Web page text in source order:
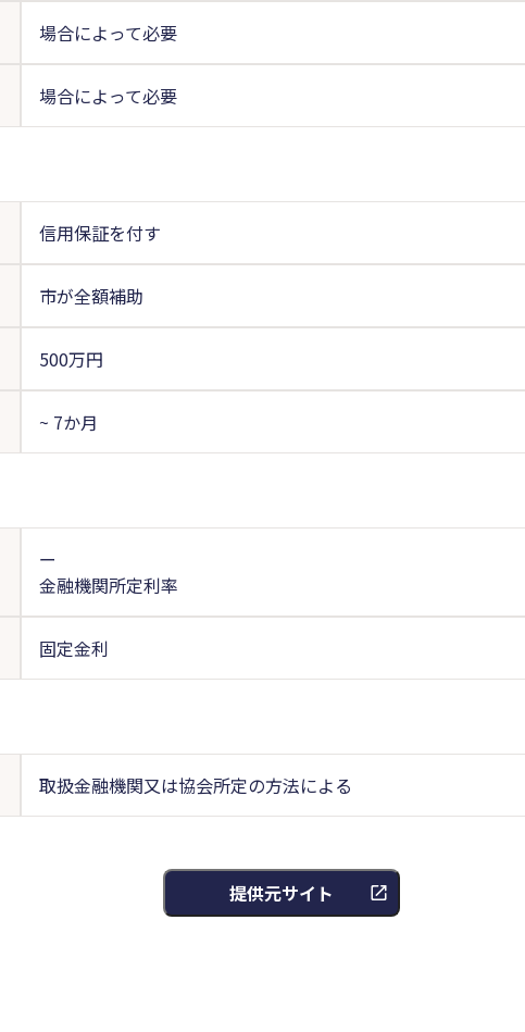
場合によって必要
場合によって必要
信用保証を付す
市が全額補助
500万円
~ 7か月
ー
金融機関所定利率
固定金利
取扱金融機関又は協会所定の方法による
提供元サイト